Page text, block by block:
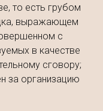
то есть грубом
выражающем
с
в качестве
сговору;
за организацию